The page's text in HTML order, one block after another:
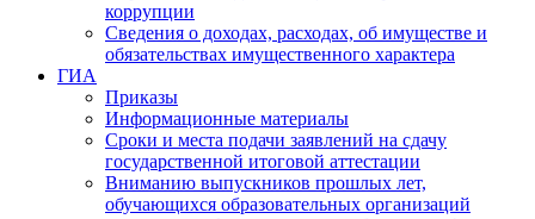
коррупции
Сведения о доходах, расходах, об имуществе и
обязательствах имущественного характера
ГИА
Приказы
Информационные материалы
Сроки и места подачи заявлений на сдачу
государственной итоговой аттестации
Вниманию выпускников прошлых лет,
обучающихся образовательных организаций